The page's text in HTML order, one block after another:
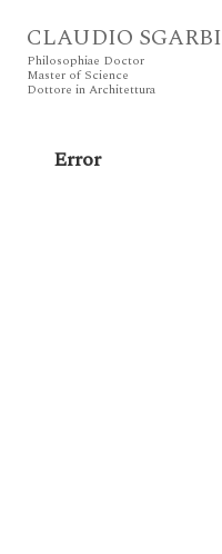
CLAUDIO SGARBI
Philosophiae Doctor
Master of Science
Dottore in Architettura
Error